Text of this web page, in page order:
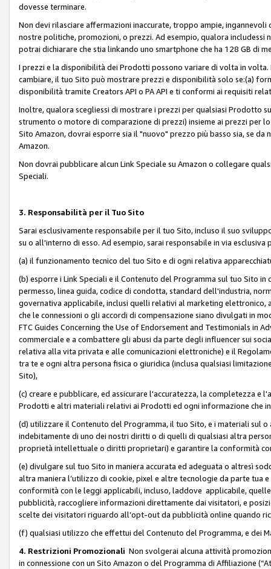
dovesse terminare.
Non devi rilasciare affermazioni inaccurate, troppo ampie,
nostre politiche, promozioni, o prezzi. Ad esempio, qualora includessi
potrai dichiarare che stia linkando uno smartphone che ha 128 GB di
I prezzi e la disponibilità dei Prodotti possono variare di volta in
cambiare, il tuo Sito può mostrare prezzi e disponibilità solo se:(a)
disponibilità tramite Creators API o PA API e ti conformi ai requisiti
Inoltre, qualora scegliessi di mostrare i prezzi per qualsiasi Prodotto
strumento o motore di comparazione di prezzi) insieme ai prezzi
Sito Amazon, dovrai esporre sia il "nuovo" prezzo più basso sia, se
Amazon.
Non dovrai pubblicare alcun Link Speciale su Amazon o collegare
Speciali.
3. Responsabilità per il Tuo Sito
Sarai esclusivamente responsabile per il tuo Sito, incluso il suo
su o all'interno di esso. Ad esempio, sarai responsabile in via esclusiva
(a) il funzionamento tecnico del tuo Sito e di ogni relativa
(b) esporre i Link Speciali e il Contenuto del Programma sul tuo Sito in
permesso, linea guida, codice di condotta, standard dell'industria,
governativa applicabile, inclusi quelli relativi al marketing
che le connessioni o gli accordi di compensazione siano divulgati in
FTC Guides Concerning the Use of Endorsement and Testimonials in
commerciale e a combattere gli abusi da parte degli influencer sui
relativa alla vita privata e alle comunicazioni elettroniche) e il
tra te e ogni altra persona fisica o giuridica (inclusa qualsiasi
Sito),
(c) creare e pubblicare, ed assicurare l'accuratezza, la completezza
Prodotti e altri materiali relativi ai Prodotti ed ogni informazione che
(d) utilizzare il Contenuto del Programma, il tuo Sito, e i materiali sul
indebitamente di uno dei nostri diritti o di quelli di qualsiasi altra
proprietà intellettuale o diritti proprietari) e garantire la conformità
(e) divulgare sul tuo Sito in maniera accurata ed adeguata o altresì
altra maniera l’utilizzo di cookie, pixel e altre tecnologie da parte tua
conformità con le leggi applicabili, incluso, laddove applicabile,
pubblicità, raccogliere informazioni direttamente dai visitatori, e
scelte dei visitatori riguardo all’opt-out da pubblicità online quando
(f) qualsiasi utilizzo che effettui del Contenuto del Programma, e dei
4. Restrizioni Promozionali Non svolgerai alcuna attività
in connessione con un Sito Amazon o del Programma di Affiliazione